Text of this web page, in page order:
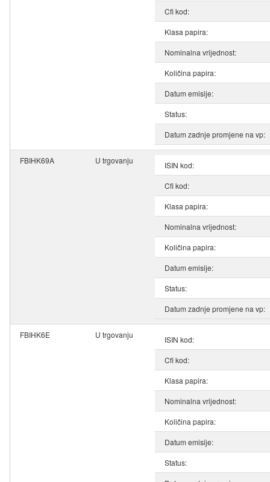
Cfi kod:
Klasa papira:
Nominalna vrijednost:
Količina papira:
Datum emisije:
Status:
Datum zadnje promjene na vp:
FBIHK69A U trgovanju
ISIN kod:
Cfi kod:
Klasa papira:
Nominalna vrijednost:
Količina papira:
Datum emisije:
Status:
Datum zadnje promjene na vp:
FBIHK6E U trgovanju
ISIN kod:
Cfi kod:
Klasa papira:
Nominalna vrijednost:
Količina papira:
Datum emisije:
Status: